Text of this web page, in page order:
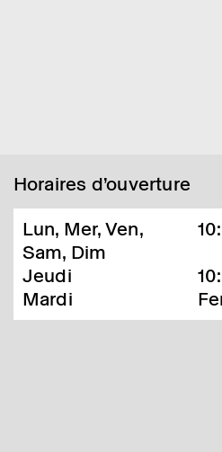
Horaires d’ouverture
Lun, Mer, Ven,
Sam, Dim
Jeudi
Mardi